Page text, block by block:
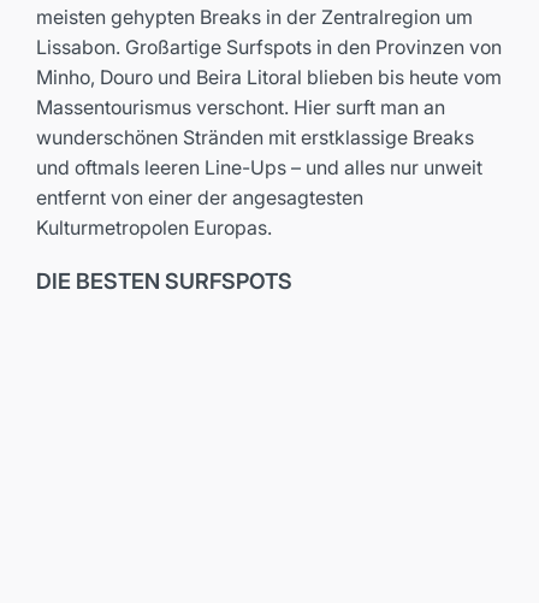
meisten gehypten Breaks in der Zentralregion um
Lissabon. Großartige Surfspots in den Provinzen von
Minho, Douro und Beira Litoral blieben bis heute vom
Massentourismus verschont. Hier surft man an
wunderschönen Stränden mit erstklassige Breaks
und oftmals leeren Line-Ups – und alles nur unweit
entfernt von einer der angesagtesten
Kulturmetropolen Europas.
DIE BESTEN SURFSPOTS